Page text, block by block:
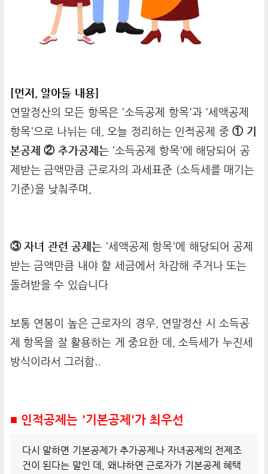
[먼저, 알아둘 내용]
연말정산의 모든 항목은 '소득공제 항목'과 '세액공제
항목'으로 나뉘는 데, 오늘 정리하는 인적공제 중 ① 기
본공제 ② 추가공제는'소득공제 항목'에 해당되어 공
제받는 금액만큼 근로자의 과세표준 (소득세를 매기는
기준)을 낮춰주며,
③ 자녀 관련 공제는 '세액공제 항목'에 해당되어 공제
받는 금액만큼 내야 할 세금에서 차감해 주거나 또는
돌려받을 수 있습니다
보통 연봉이 높은 근로자의 경우, 연말정산 시 소득공
제 항목을 잘 활용하는 게 중요한 데, 소득세가 누진세
방식이라서 그러함..
■ 인적공제는 '기본공제'가 최우선
다시 말하면 기본공제가 추가공제나 자녀공제의 전제조
건이 된다는 말인 데, 왜냐하면 근로자가 기본공제 혜택